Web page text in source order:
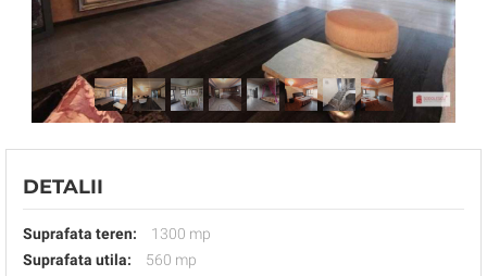
DETALII
Suprafata teren:
1300 mp
Suprafata utila:
560 mp